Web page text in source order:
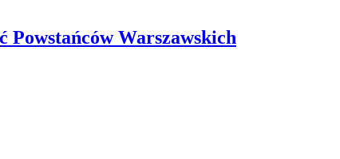
Powstańców Warszawskich